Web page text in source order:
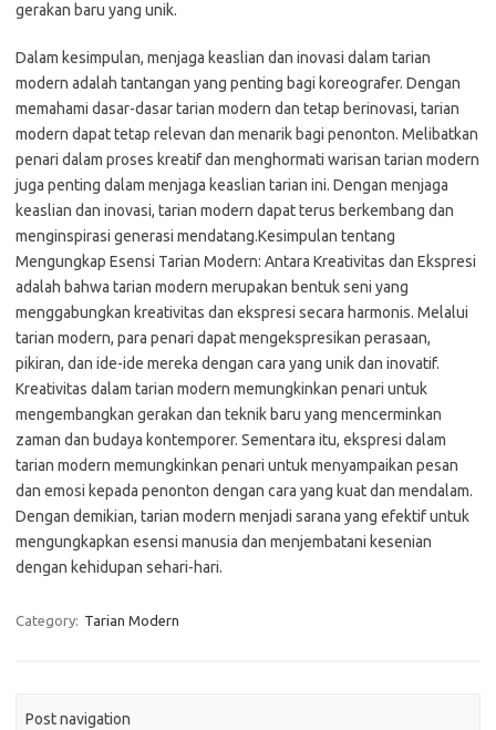
gerakan baru yang unik.
Dalam kesimpulan, menjaga keaslian dan inovasi dalam tarian
modern adalah tantangan yang penting bagi koreografer. Dengan
memahami dasar-dasar tarian modern dan tetap berinovasi, tarian
modern dapat tetap relevan dan menarik bagi penonton. Melibatkan
penari dalam proses kreatif dan menghormati warisan tarian modern
juga penting dalam menjaga keaslian tarian ini. Dengan menjaga
keaslian dan inovasi, tarian modern dapat terus berkembang dan
menginspirasi generasi mendatang.Kesimpulan tentang
Mengungkap Esensi Tarian Modern: Antara Kreativitas dan Ekspresi
adalah bahwa tarian modern merupakan bentuk seni yang
menggabungkan kreativitas dan ekspresi secara harmonis. Melalui
tarian modern, para penari dapat mengekspresikan perasaan,
pikiran, dan ide-ide mereka dengan cara yang unik dan inovatif.
Kreativitas dalam tarian modern memungkinkan penari untuk
mengembangkan gerakan dan teknik baru yang mencerminkan
zaman dan budaya kontemporer. Sementara itu, ekspresi dalam
tarian modern memungkinkan penari untuk menyampaikan pesan
dan emosi kepada penonton dengan cara yang kuat dan mendalam.
Dengan demikian, tarian modern menjadi sarana yang efektif untuk
mengungkapkan esensi manusia dan menjembatani kesenian
dengan kehidupan sehari-hari.
Category: Tarian Modern
Post navigation